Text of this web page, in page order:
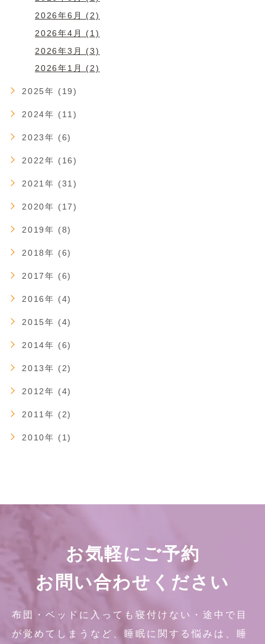
2026年6月 (2)
2026年4月 (1)
2026年3月 (3)
2026年1月 (2)
2025年 (19)
2024年 (11)
2023年 (6)
2022年 (16)
2021年 (31)
2020年 (17)
2019年 (8)
2018年 (6)
2017年 (6)
2016年 (4)
2015年 (4)
2014年 (6)
2013年 (2)
2012年 (4)
2011年 (2)
2010年 (1)
お気軽にご予約
お問い合わせください
布団・ベッドに入っても寝付けない・途中で目
が覚めてしまうなど、睡眠に関する悩みは、睡